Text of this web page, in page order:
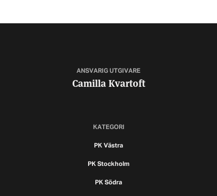
ANSVARIG UTGIVARE
Camilla Kvartoft
KATEGORI
PK Västra
PK Stockholm
PK Södra